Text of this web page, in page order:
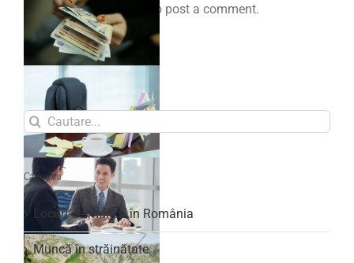
You must be to post a comment.
Search
for:
Categorii
Locuri de muncă în România
Muncă în străinătate